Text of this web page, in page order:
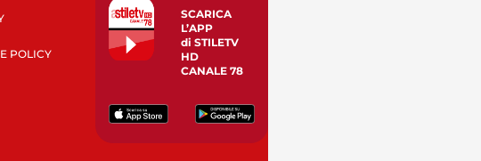
POLICY
SCARICA
L’APP
di STILETV
HD
CANALE 78